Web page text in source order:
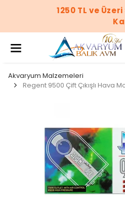
1250 TL ve Üzeri
Akvaryum Malzemeleri
Regent 9500 Çift Çıkışlı Hava